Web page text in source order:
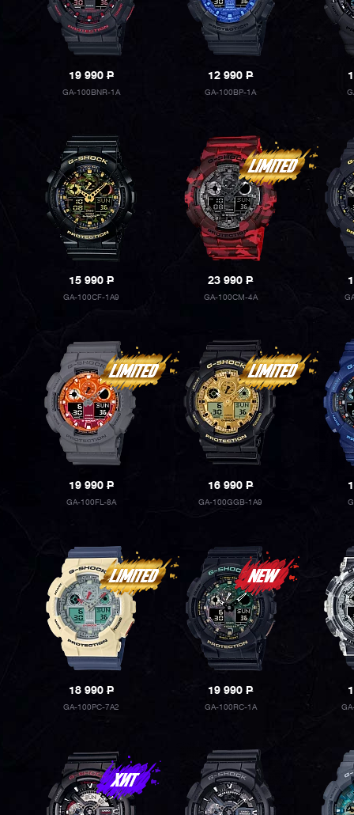
19 990P
GA-100BNR-1A
12 990P
GA-100BP-1A
15 990P
GA-100CF-1A9
23 990P
GA-100CM-4A
19 990P
GA-100FL-8A
16 990P
GA-100GGB-1A9
18 990P
GA-100PC-7A2
19 990P
GA-100RC-1A